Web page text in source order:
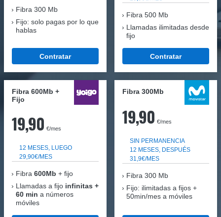
Fibra 300 Mb
Fijo: solo pagas por lo que
hablas
Contratar
Fibra 500 Mb
Llamadas ilimitadas desde
fijo
Contratar
Fibra 600Mb +
Fijo
19,90 €/mes
12 MESES, LUEGO
29,90€/MES
Fibra 600Mb + fijo
Llamadas a fijo infinitas +
60 min a números
móviles
Fibra 300Mb
19,90 €/mes
SIN PERMANENCIA
12 MESES, DESPUÉS
31,9€/MES
Fibra 300 Mb
Fijo: ilimitadas a fijos +
50min/mes a móviles